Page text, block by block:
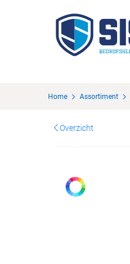
Home Assortiment
Overzicht